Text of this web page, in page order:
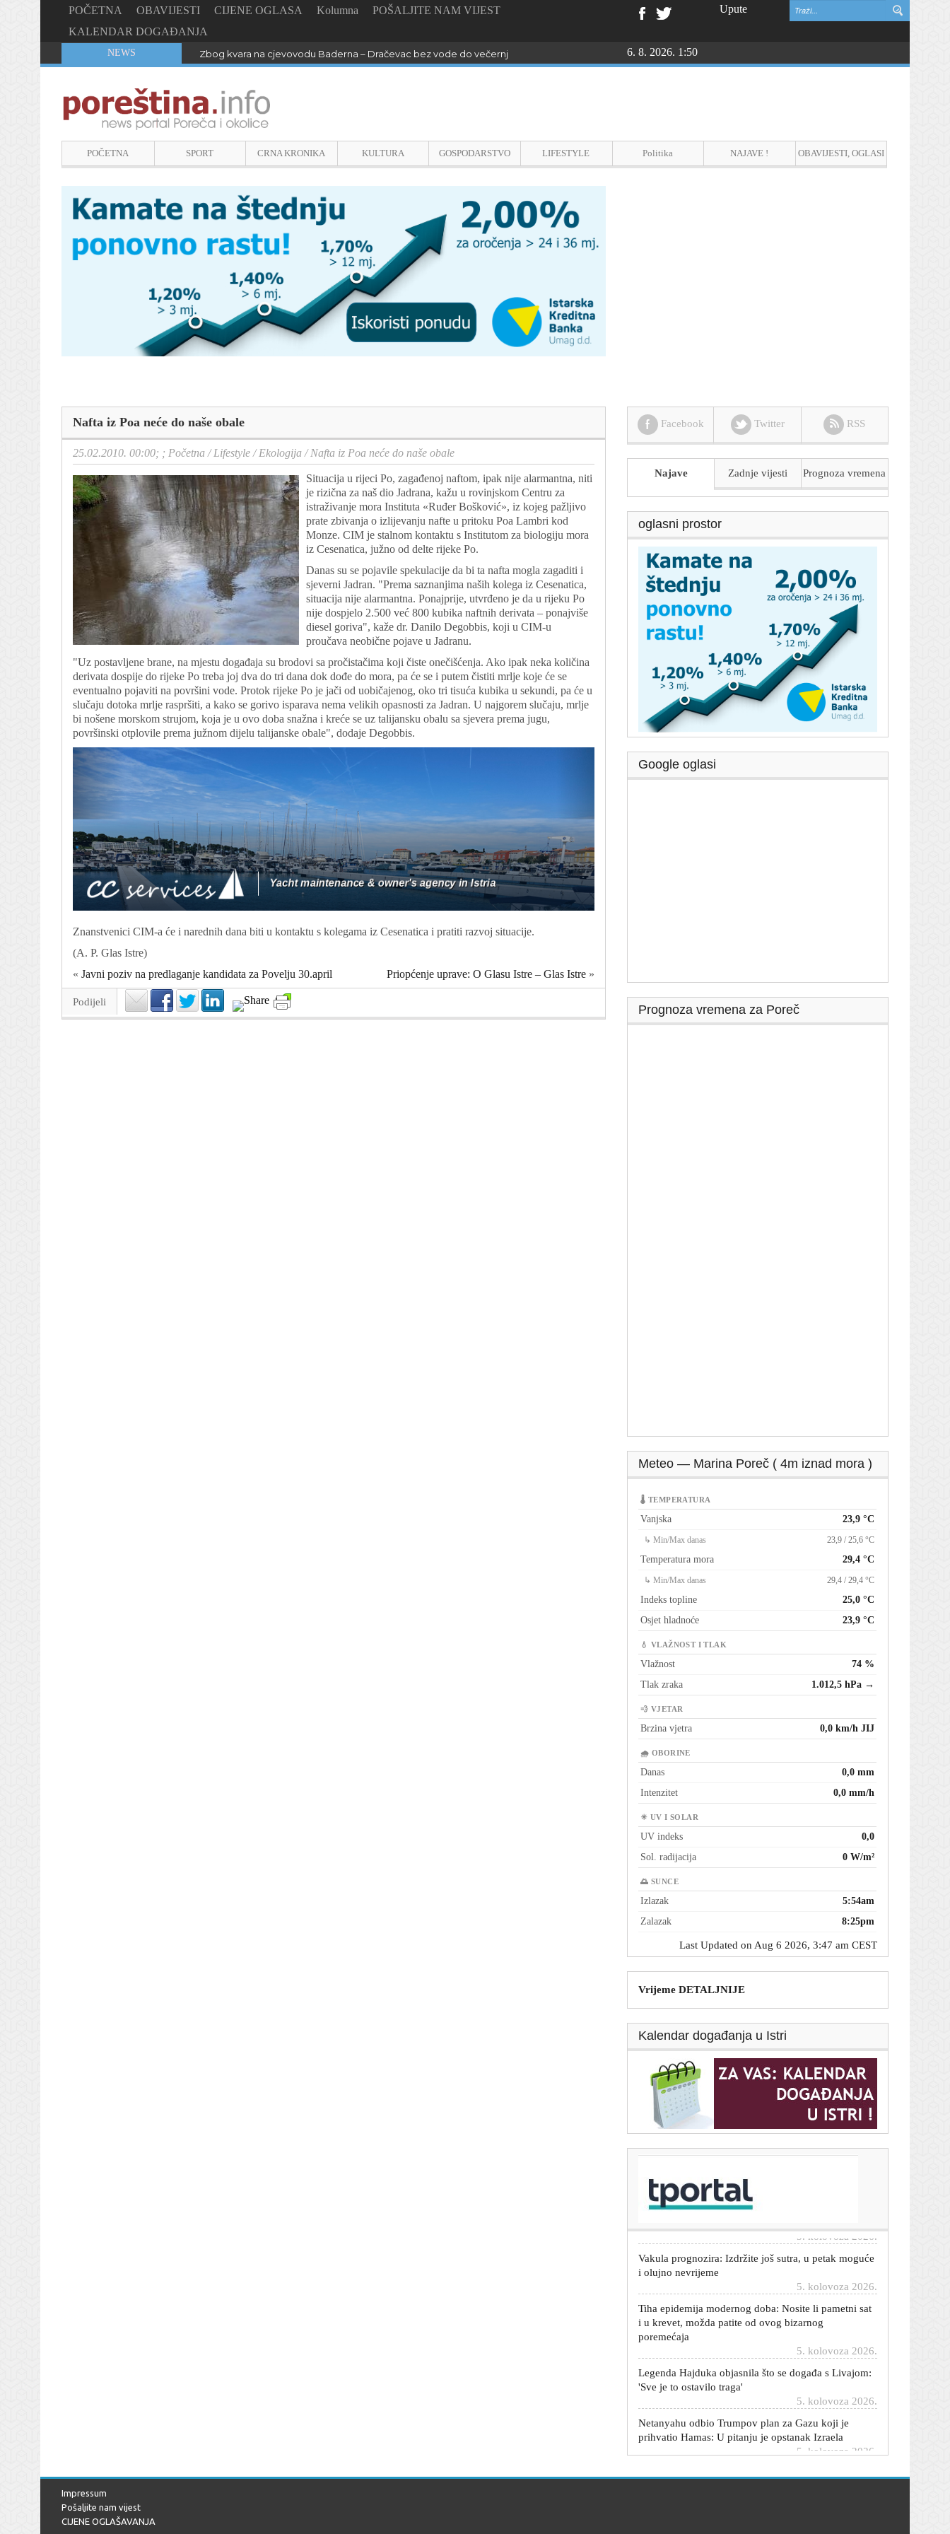
POČETNA OBAVIJESTI CIJENE OGLASA Kolumna
POŠALJITE NAM VIJEST
KALENDAR DOGAĐANJA
Upute
NEWS Zbog kvara na cjevovodu Baderna – Dračevac bez vode do večernjih sati ! 6. 8. 2026. 1:50
POČETNA SPORT CRNA KRONIKA KULTURA GOSPODARSTVO LIFESTYLE Politika NAJAVE ! OBAVIJESTI, OGLASI
Nafta iz Poa neće do naše obale
25.02.2010. 00:00; ; Početna /Lifestyle /Ekologija /Nafta iz Poa neće do naše obale
Situacija u rijeci Po, zagađenoj naftom, ipak nije alarmantna, niti
je rizična za naš dio Jadrana, kažu u rovinjskom Centru za
istraživanje mora Instituta «Ruđer Bošković», iz kojeg pažljivo
prate zbivanja o izlijevanju nafte u pritoku Poa Lambri kod
Monze. CIM je stalnom kontaktu s Institutom za biologiju mora
iz Cesenatica, južno od delte rijeke Po.
Danas su se pojavile spekulacije da bi ta nafta mogla zagaditi i
sjeverni Jadran. "Prema saznanjima naših kolega iz Cesenatica,
situacija nije alarmantna. Ponajprije, utvrđeno je da u rijeku Po
nije dospjelo 2.500 već 800 kubika naftnih derivata – ponajviše
diesel goriva", kaže dr. Danilo Degobbis, koji u CIM-u
proučava neobične pojave u Jadranu.
"Uz postavljene brane, na mjestu događaja su brodovi sa pročistačima koji čiste onečišćenja. Ako ipak neka količina
derivata dospije do rijeke Po treba joj dva do tri dana dok dođe do mora, pa će se i putem čistiti mrlje koje će se
eventualno pojaviti na površini vode. Protok rijeke Po je jači od uobičajenog, oko tri tisuća kubika u sekundi, pa će u
slučaju dotoka mrlje raspršiti, a kako se gorivo isparava nema velikih opasnosti za Jadran. U najgorem slučaju, mrlje
bi nošene morskom strujom, koja je u ovo doba snažna i kreće se uz talijansku obalu sa sjevera prema jugu,
površinski otplovile prema južnom dijelu talijanske obale", dodaje Degobbis.
Znanstvenici CIM-a će i narednih dana biti u kontaktu s kolegama iz Cesenatica i pratiti razvoj situacije.
(A. P. Glas Istre)
« Javni poziv na predlaganje kandidata za Povelju 30.april Priopćenje uprave: O Glasu Istre – Glas Istre »
Podijeli
Facebook Twitter RSS
Najave Zadnje vijesti Prognoza vremena
oglasni prostor
Google oglasi
Prognoza vremena za Poreč
Meteo — Marina Poreč ( 4m iznad mora )
🌡 TEMPERATURA
Vanjska 23,9 °C
↳ Min/Max danas 23,9 / 25,6 °C
Temperatura mora 29,4 °C
↳ Min/Max danas 29,4 / 29,4 °C
Indeks topline
25,0 °C
Osjet hladnoće
23,9 °C
💧 VLAŽNOST I TLAK
Vlažnost
74 %
Tlak zraka
1.012,5 hPa →
💨 VJETAR
Brzina vjetra 0,0 km/h JIJ
🌧 OBORINE
Danas
0,0 mm
Intenzitet
0,0 mm/h
☀ UV I SOLAR
UV indeks
0,0
Sol. radijacija
0 W/m²
🌅 SUNCE
Izlazak
5:54am
Zalazak
8:25pm
Last Updated on Aug 6 2026, 3:47 am CEST
Vrijeme DETALJNIJE
Kalendar događanja u Istri
Dnevni horoskop za 6. kolovoza 2026. - što vam
zvijezde danas donose
Vakula prognozira: Izdržite još sutra, u petak moguće
i olujno nevrijeme
Tiha epidemija modernog doba: Nosite li pametni sat
i u krevet, možda patite od ovog bizarnog
poremećaja
Legenda Hajduka objasnila što se događa s Livajom:
'Sve je to ostavilo traga'
Netanyahu odbio Trumpov plan za Gazu koji je
prihvatio Hamas: U pitanju je opstanak Izraela
5. kolovoza 2026.
Nijemce ozbiljno zabrinuo dron s bombom u
Impressum
Pošaljite nam vijest
CIJENE OGLAŠAVANJA